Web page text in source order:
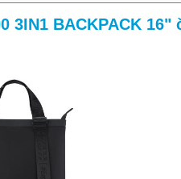
>>
3IN1 BACKPACK 16"